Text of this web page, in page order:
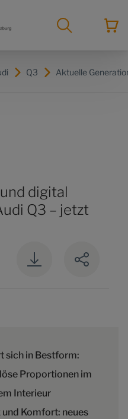
Q3 Aktuelle
digital
Q3 – jetzt
sich in Bestform:
Proportionen im
Interieur
und Komfort: neues